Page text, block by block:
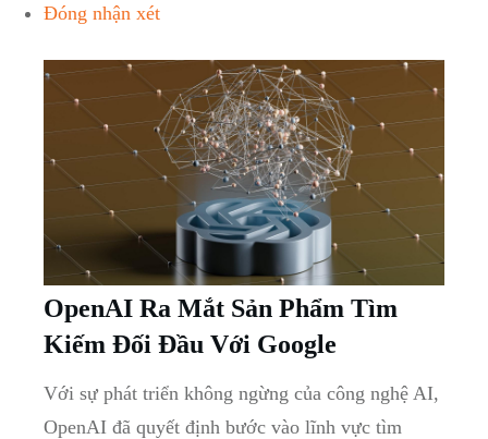
Đóng nhận xét
OpenAI Ra Mắt Sản Phẩm Tìm
Kiếm Đối Đầu Với Google
Với sự phát triển không ngừng của công nghệ AI,
OpenAI đã quyết định bước vào lĩnh vực tìm